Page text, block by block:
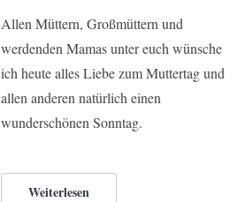
Allen Müttern, Großmüttern und
werdenden Mamas unter euch wünsche
ich heute alles Liebe zum Muttertag und
allen anderen natürlich einen
wunderschönen Sonntag.
Weiterlesen